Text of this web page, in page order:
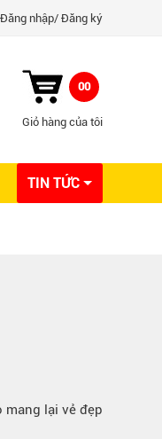
Đăng nhập Đăng ký
00
Giỏ hàng của tôi
TIN TỨC
lại vẻ đẹp